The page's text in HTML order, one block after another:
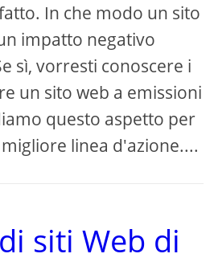
In che modo un sito
impatto negativo
sì, vorresti conoscere i
un sito web a emissioni
questo aspetto per
linea d'azione....
siti Web di